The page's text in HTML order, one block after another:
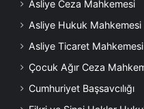
Asliye Ceza Mahkemesi
Asliye Hukuk Mahkemesi
Asliye Ticaret Mahkemesi
Çocuk Ağır Ceza
Cumhuriyet Başsavcılığı